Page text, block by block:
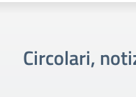
Circolari,